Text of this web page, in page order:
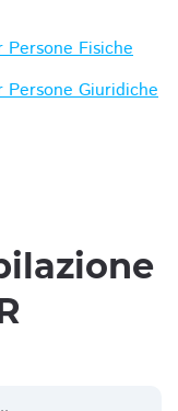
Persone Fisiche
Persone Giuridiche